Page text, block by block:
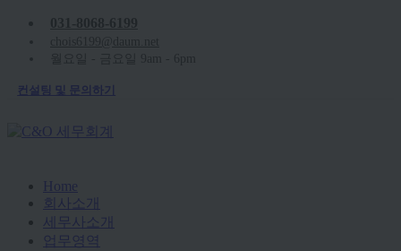
컨설팅 및 문의하기
Home
회사소개
세무사소개
업무영역